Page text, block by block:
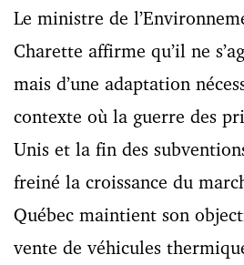
Le ministre de
Charette affirme qu’il ne
mais d’une adaptation
contexte où la guerre des
Unis et la fin des
freiné la croissance du
Québec maintient son
vente de véhicules